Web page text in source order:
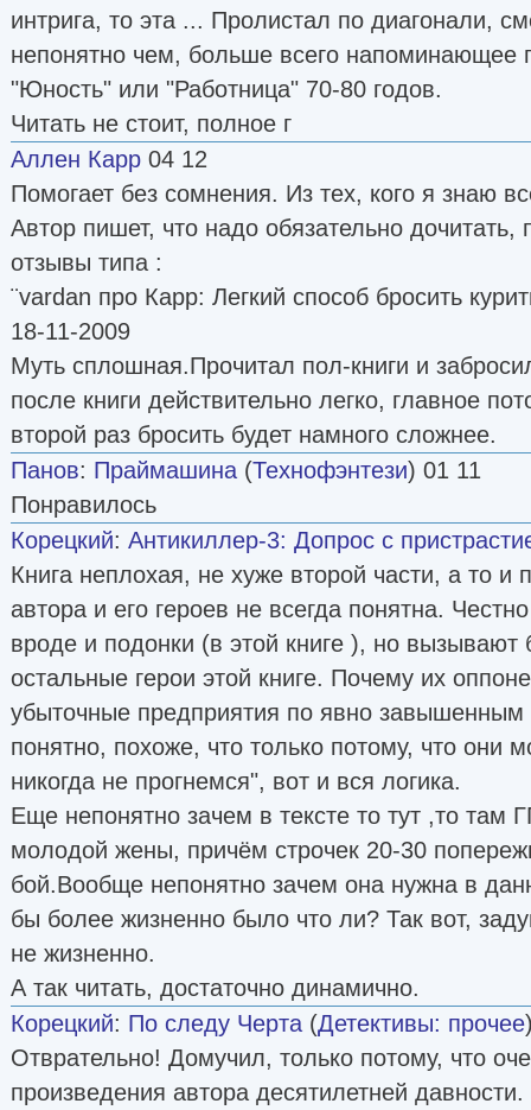
интрига, то эта ... Пролистал по диагонали,
непонятно чем, больше всего напоминающее
"Юность" или "Работница" 70-80 годов.
Читать не стоит, полное г
Аллен Карр 04 12
Помогает без сомнения. Из тех, кого я знаю
Автор пишет, что надо обязательно дочитать,
отзывы типа :
¨vardan про Карр: Легкий способ бросить
18-11-2009
Муть сплошная.Прочитал пол-книги и
после книги действительно легко, главное
второй раз бросить будет намного сложнее.
Панов: Праймашина (Технофэнтези) 01 11
Понравилось
Корецкий: Антикиллер-3: Допрос с
Книга неплохая, не хуже второй части, а то и
автора и его героев не всегда понятна.
вроде и подонки (в этой книге ), но
остальные герои этой книге. Почему их
убыточные предприятия по явно
понятно, похоже, что только потому, что они
никогда не прогнемся", вот и вся логика.
Еще непонятно зачем в тексте то тут ,то там
молодой жены, причём строчек 20-30
бой.Вообще непонятно зачем она нужна в
бы более жизненно было что ли? Так вот,
не жизненно.
А так читать, достаточно динамично.
Корецкий: По следу Черта (Детективы: прочее
Отврательно! Домучил, только потому, что
произведения автора десятилетней